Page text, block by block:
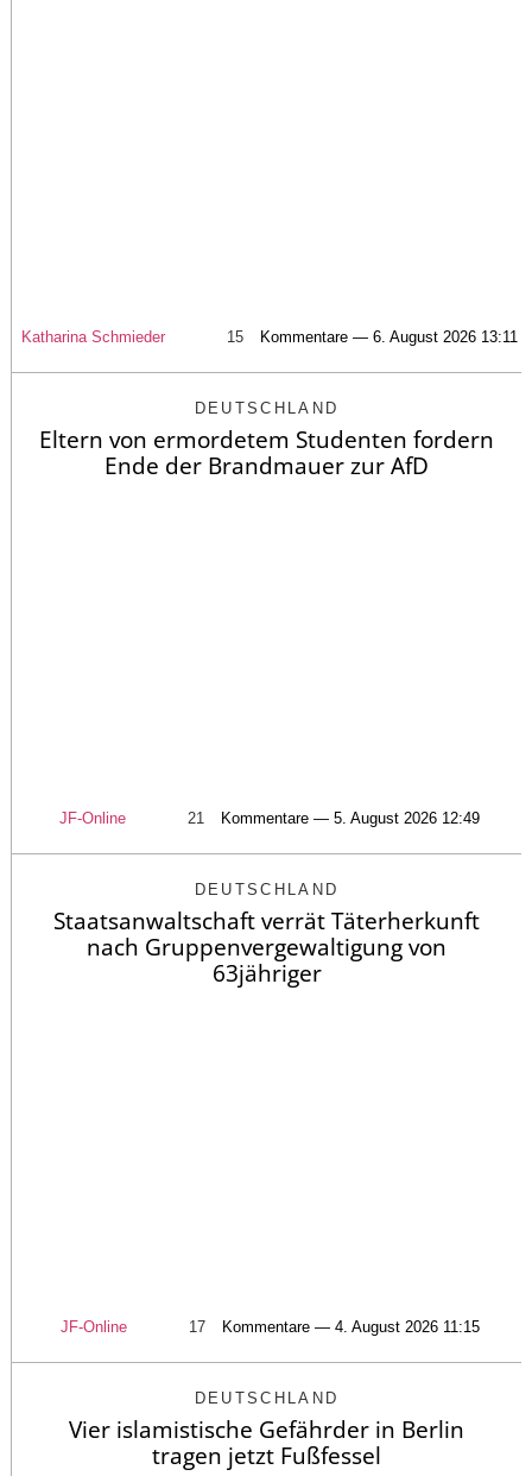
Katharina Schmieder 15 Kommentare — 6. August 2026 13:11
DEUTSCHLAND
Eltern von ermordetem Studenten fordern
Ende der Brandmauer zur AfD
JF-Online 21 Kommentare — 5. August 2026 12:49
DEUTSCHLAND
Staatsanwaltschaft verrät Täterherkunft
nach Gruppenvergewaltigung von
63jähriger
JF-Online 17 Kommentare — 4. August 2026 11:15
DEUTSCHLAND
Vier islamistische Gefährder in Berlin
tragen jetzt Fußfessel